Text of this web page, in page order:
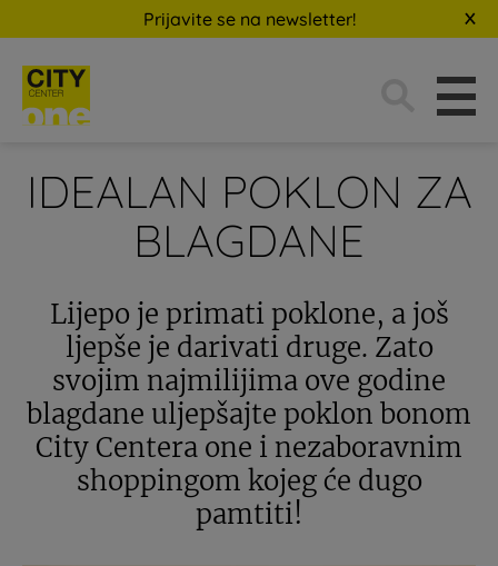
Prijavite se na newsletter!
IDEALAN POKLON ZA
BLAGDANE
Lijepo je primati poklone, a još
ljepše je darivati druge. Zato
svojim najmilijima ove godine
blagdane uljepšajte poklon bonom
City Centera one i nezaboravnim
shoppingom kojeg će dugo
pamtiti!